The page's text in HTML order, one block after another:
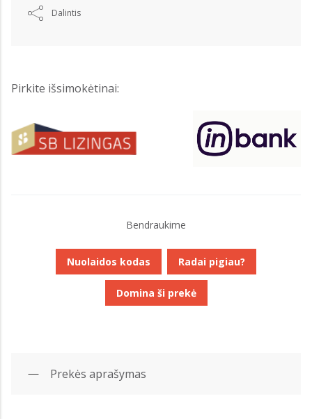
Dalintis
Pirkite išsimokėtinai:
Bendraukime
Nuolaidos kodas Radai pigiau?
Domina ši prekė
Prekės aprašymas